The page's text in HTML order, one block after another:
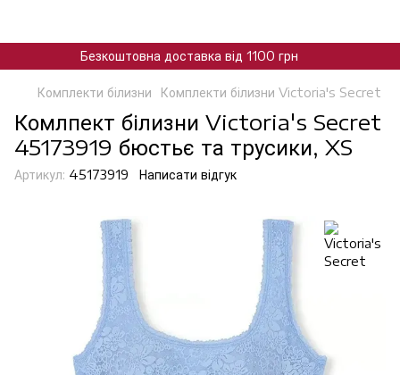
Безкоштовна доставка від 1100 грн
Комплекти білизни Комплекти білизни Victoria's Secret
Комлпект білизни Victoria's Secret
45173919 бюстьє та трусики, XS
Артикул: 45173919 Написати відгук